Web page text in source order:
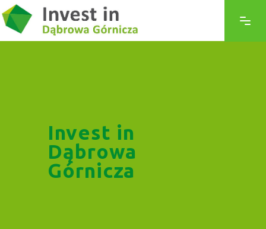
Invest in
Dąbrowa
Górnicza